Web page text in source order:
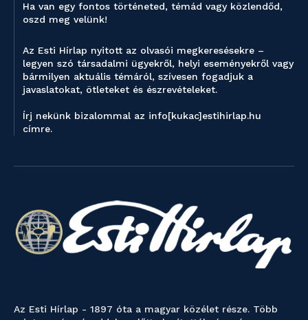
Ha van egy fontos történeted, témád vagy közlendőd,
oszd meg velünk!
Az Esti Hírlap nyitott az olvasói megkeresésekre –
legyen szó társadalmi ügyekről, helyi eseményekről vagy
bármilyen aktuális témáról, szívesen fogadjuk a
javaslatokat, ötleteket és észrevételeket.
Írj nekünk bizalommal az info[kukac]estihirlap.hu
címre.
Az Esti Hírlap - 1897 óta a magyar közélet része. Több